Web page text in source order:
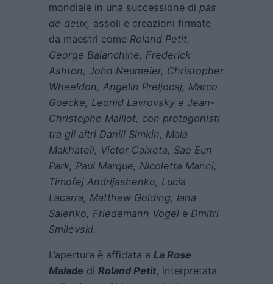
mondiale in una successione di pas
de deux, assoli e creazioni firmate
da maestri come Roland Petit,
George Balanchine, Frederick
Ashton, John Neumeier, Christopher
Wheeldon, Angelin Preljocaj, Marco
Goecke, Leonid Lavrovsky e Jean-
Christophe Maillot, con protagonisti
tra gli altri Daniil Simkin, Maia
Makhateli, Victor Caixeta, Sae Eun
Park, Paul Marque, Nicoletta Manni,
Timofej Andrijashenko, Lucia
Lacarra, Matthew Golding, Iana
Salenko, Friedemann Vogel e Dmitri
Smilevski.
L’apertura è affidata a La Rose
Malade di Roland Petit, interpretata